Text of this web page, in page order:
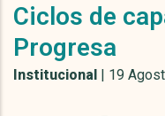
Ciclos de
Progresa
Institucional | 19